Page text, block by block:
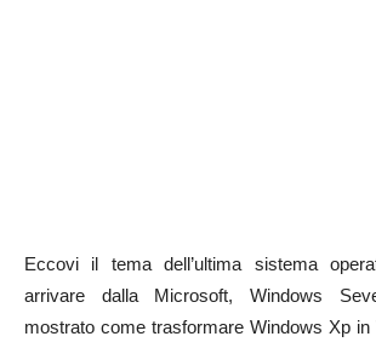
Eccovi il tema dell’ultima sistema
arrivare dalla Microsoft, Windows
mostrato come trasformare Windows Xp